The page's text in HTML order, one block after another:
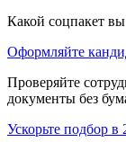
Какой соцпакет
Оформляйте
Проверяйте
документы без
Ускорьте подбор в